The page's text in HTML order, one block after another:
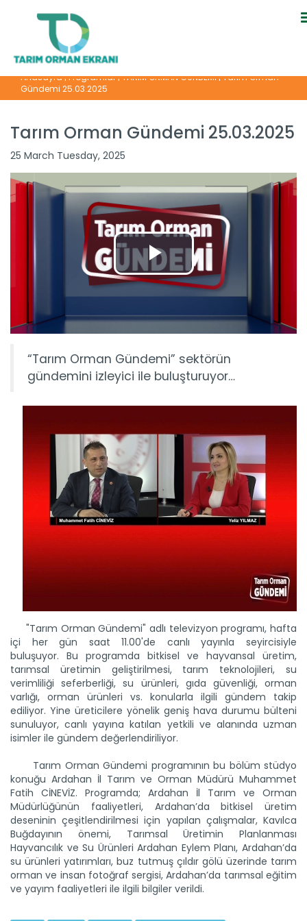
Anasayfa|Programlar|TARIM ORMAN GÜNDEMİ|Tarım Orman
Gündemi 25.03.2025
Tarım Orman Gündemi 25.03.2025
25 March Tuesday, 2025
“Tarım Orman Gündemi” sektörün
gündemini izleyici ile buluşturuyor…
"Tarım Orman Gündemi" adlı televizyon programı, hafta
içi her gün saat 11.00'de canlı yayınla seyircisiyle
buluşuyor. Bu programda bitkisel ve hayvansal üretim,
tarımsal üretimin geliştirilmesi, tarım teknolojileri, su
verimliliği seferberliği, su ürünleri, gıda güvenliği, orman
varlığı, orman ürünleri vs. konularla ilgili gündem takip
ediliyor. Yine üreticilere yönelik geniş hava durumu bülteni
sunuluyor, canlı yayına katılan yetkili ve alanında uzman
isimler ile gündem değerlendiriliyor.
Tarım Orman Gündemi programının bu bölüm stüdyo
konuğu Ardahan İl Tarım ve Orman Müdürü Muhammet
Fatih CİNEVİZ. Programda; Ardahan İl Tarım ve Orman
Müdürlüğünün faaliyetleri, Ardahan’da bitkisel üretim
deseninin çeşitlendirilmesi için yapılan çalışmalar, Kavılca
Buğdayının önemi, Tarımsal Üretimin Planlanması
Hayvancılık ve Su Ürünleri Ardahan Eylem Planı, Ardahan’da
su ürünleri yatırımları, buz tutmuş çıldır gölü üzerinde tarım
orman ve insan fotoğraf sergisi, Ardahan’da tarımsal eğitim
ve yayım faaliyetleri ile ilgili bilgiler verildi.
Devamını Oku ->
Tarım Orman Gündemi 12.06.2026
“Tarım Orman Gündemi” sektörün gündemini izleyici ile...
Devamını Oku ->